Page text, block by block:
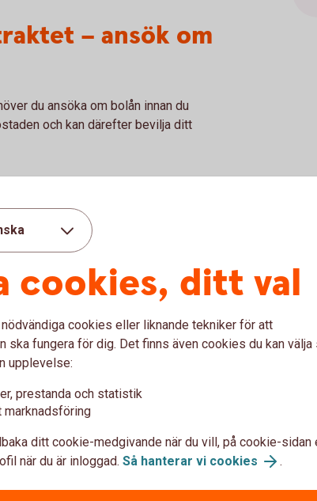
– ansök om
du ansöka om bolån innan du
och kan därefter bevilja ditt
cookies, ditt val
nödvändiga cookies eller liknande tekniker för att
ska fungera för dig. Det finns även cookies du kan välja
upplevelse:
prestanda och statistik
marknadsföring
ditt cookie-medgivande när du vill, på cookie-sidan
när du är inloggad. Så hanterar vi cookies .